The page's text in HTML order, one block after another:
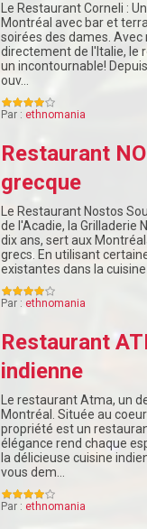
Le Restaurant Corneli :
Montréal avec bar et
soirées des dames.
directement de l'Italie, le
un incontournable!
ouv…
Par : ethnomania
Restaurant
grecque
Le Restaurant Nostos
de l'Acadie, la Grilladerie
dix ans, sert aux
grecs. En utilisant
existantes dans la
Par : ethnomania
Restaurant
indienne
Le restaurant Atma, un
Montréal. Située au
propriété est un
élégance rend chaque
la délicieuse cuisine
vous dem…
Par : ethnomania